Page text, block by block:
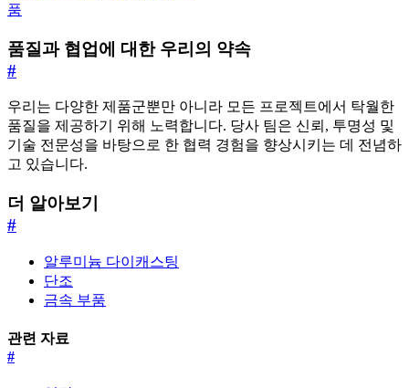
품
품질과 협업에 대한 우리의 약속
#
우리는 다양한 제품군뿐만 아니라 모든 프로젝트에서 탁월한
품질을 제공하기 위해 노력합니다. 당사 팀은 신뢰, 투명성 및
기술 전문성을 바탕으로 한 협력 경험을 향상시키는 데 전념하
고 있습니다.
더 알아보기
#
알루미늄 다이캐스팅
단조
금속 부품
관련 자료
#